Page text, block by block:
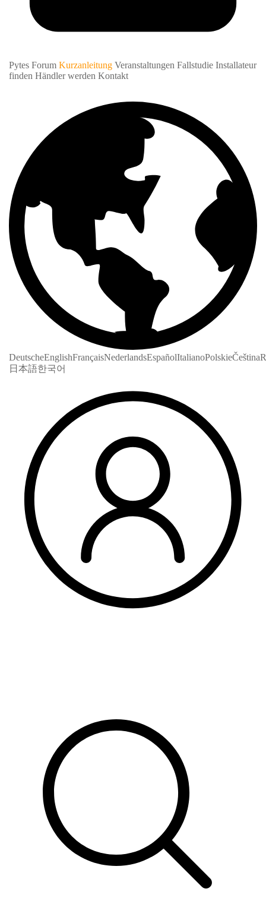
Pytes Forum Kurzanleitung Veranstaltungen Fallstudie Installateur
finden Händler werden Kontakt
DeutscheEnglishFrançaisNederlandsEspañolItalianoPolskieČeština
日本語한국어